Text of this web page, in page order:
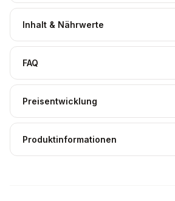
Inhalt & Nährwerte
FAQ
Preisentwicklung
Produktinformationen